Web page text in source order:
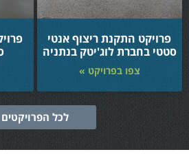
פרויקט התקנת ריצוף אנטי
סטטי בחברת לוג'יטק בנתניה
צפו בפרויקט »
לכל הפרויקטים